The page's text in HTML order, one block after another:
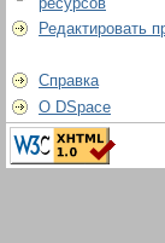
Редактировать
Справка
О DSpace